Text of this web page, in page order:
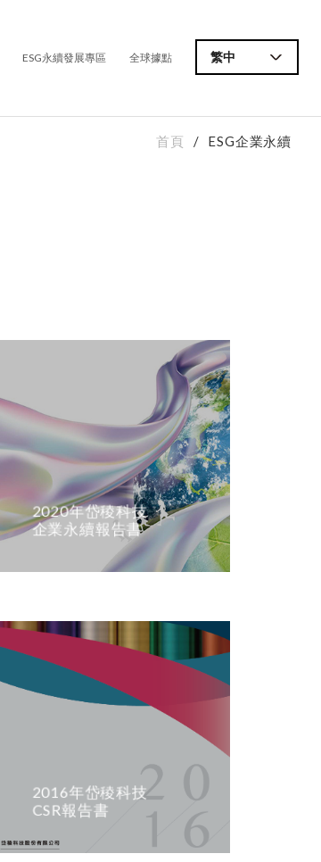
ESG永續發展專區 全球據點 繁中
首頁 ESG企業永續
2020年岱稜科技
企業永續報告書
2016年岱稜科技
CSR報告書